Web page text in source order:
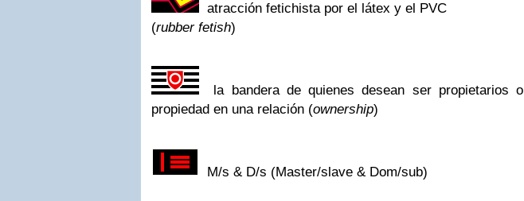
atracción fetichista por el látex y el PVC
(rubber fetish)
la bandera de quienes desean ser propietarios o
propiedad en una relación (ownership)
M/s & D/s (Master/slave & Dom/sub)